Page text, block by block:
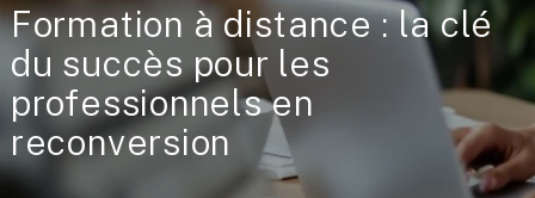
Formation à distance : la clé
du succès pour les
professionnels en
reconversion